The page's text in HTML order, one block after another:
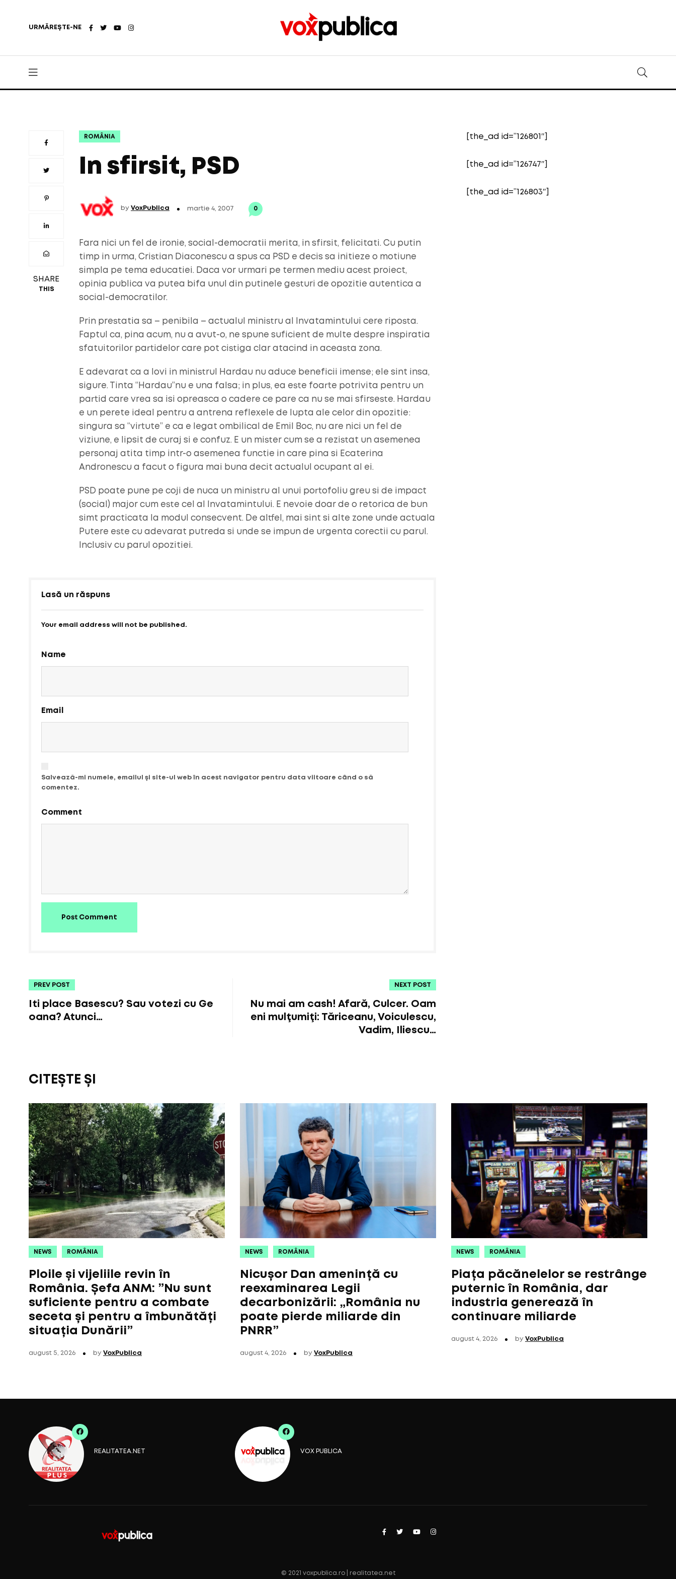
URMĂREȘTE-NE
SHARE
THIS
ROMÂNIA
In sfirsit, PSD
by VoxPublica martie 4, 2007 0
Fara nici un fel de ironie, social-democratii merita, in sfirsit, felicitati. Cu putin
timp in urma, Cristian Diaconescu a spus ca PSD e decis sa initieze o motiune
simpla pe tema educatiei. Daca vor urmari pe termen mediu acest proiect,
opinia publica va putea bifa unul din putinele gesturi de opozitie autentica a
social-democratilor.
Prin prestatia sa – penibila – actualul ministru al Invatamintului cere riposta.
Faptul ca, pina acum, nu a avut-o, ne spune suficient de multe despre inspiratia
sfatuitorilor partidelor care pot cistiga clar atacind in aceasta zona.
E adevarat ca a lovi in ministrul Hardau nu aduce beneficii imense; ele sint insa,
sigure. Tinta “Hardau”nu e una falsa; in plus, ea este foarte potrivita pentru un
partid care vrea sa isi opreasca o cadere ce pare ca nu se mai sfirseste. Hardau
e un perete ideal pentru a antrena reflexele de lupta ale celor din opozitie:
singura sa “virtute” e ca e legat ombilical de Emil Boc, nu are nici un fel de
viziune, e lipsit de curaj si e confuz. E un mister cum se a rezistat un asemenea
personaj atita timp intr-o asemenea functie in care pina si Ecaterina
Andronescu a facut o figura mai buna decit actualul ocupant al ei.
PSD poate pune pe coji de nuca un ministru al unui portofoliu greu si de impact
(social) major cum este cel al Invatamintului. E nevoie doar de o retorica de bun
simt practicata la modul consecvent. De altfel, mai sint si alte zone unde actuala
Putere este cu adevarat putreda si unde se impun de urgenta corectii cu parul.
Inclusiv cu parul opozitiei.
Lasă un răspuns
Your email address will not be published.
Name
Email
Salvează-mi numele, emailul și site-ul web în acest navigator pentru data viitoare când o să
comentez.
Comment
Post Comment
PREV POST
Iti place Basescu? Sau votezi cu Ge
oana? Atunci…
NEXT POST
Nu mai am cash! Afară, Culcer. Oam
eni mulţumiţi: Tăriceanu, Voiculescu,
Vadim, Iliescu…
[the_ad id=”126801″]
[the_ad id=”126747″]
[the_ad id=”126803″]
CITEȘTE ȘI
NEWS ROMÂNIA
Ploile și vijeliile revin în
România. Șefa ANM: ”Nu sunt
suficiente pentru a combate
seceta și pentru a îmbunătăți
situația Dunării”
august 5, 2026 by VoxPublica
NEWS ROMÂNIA
Nicușor Dan amenință cu
reexaminarea Legii
decarbonizării: „România nu
poate pierde miliarde din
PNRR”
august 4, 2026 by VoxPublica
NEWS ROMÂNIA
Piața păcănelelor se restrânge
puternic în România, dar
industria generează în
continuare miliarde
august 4, 2026 by VoxPublica
REALITATEA.NET VOX PUBLICA
© 2021 voxpublica.ro | realitatea.net